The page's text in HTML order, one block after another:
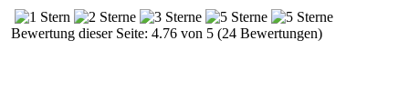
Bewertung dieser Seite: 4.76 von 5 (24 Bewertungen)